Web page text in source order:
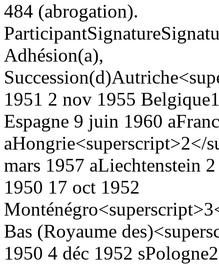
484 (abrogation).
ParticipantSignature
Adhésion(a),
Succession(d)
1951 2 nov 1955 Belgique
Espagne 9 juin 1960 a
aHongrie<superscript>2</
mars 1957 aLiechtenstein
1950 17 oct 1952
Bas (Royaume
1950 4 déc 1952 sPologne